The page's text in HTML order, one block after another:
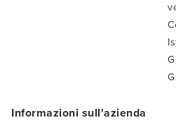
Informazioni sull'azienda